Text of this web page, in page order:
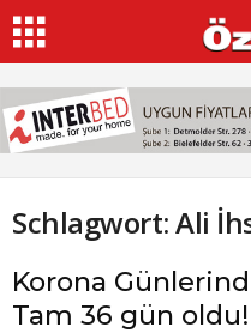
Schlagwort: Ali
Korona
Tam 36 gün oldu!